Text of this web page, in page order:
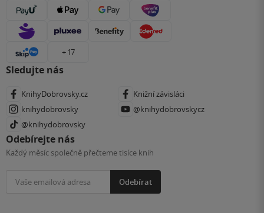
+ 17
Sledujte nás
KnihyDobrovsky.cz
Knižní závisláci
knihydobrovsky
@knihydobrovskycz
@knihydobrovsky
Odebírejte nás
Každý měsíc společně přečteme tisíce knih
Odebírat